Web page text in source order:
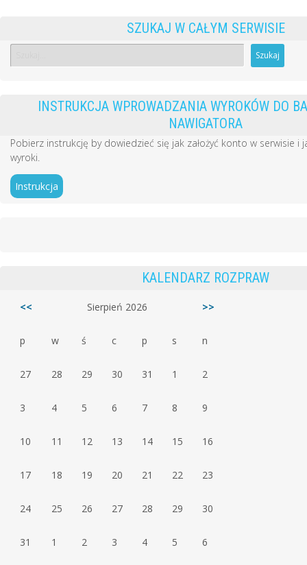
SZUKAJ W CAŁYM SERWISIE
INSTRUKCJA WPROWADZANIA WYROKÓW DO
NAWIGATORA
Pobierz instrukcję by dowiedzieć się jak założyć konto w serwisie i
wyroki.
Instrukcja
KALENDARZ ROZPRAW
<< Sierpień 2026 >>
p w ś c p s n
27 28 29 30 31 1 2
3 4 5 6 7 8 9
10 11 12 13 14 15 16
17 18 19 20 21 22 23
24 25 26 27 28 29 30
31 1 2 3 4 5 6